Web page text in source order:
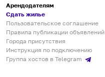
Арендодателям
Сдать жилье
Пользовательское соглашение
Правила публикации объявлений
Города присутствия
Инструкция по подключению
Группа хостов в Telegram